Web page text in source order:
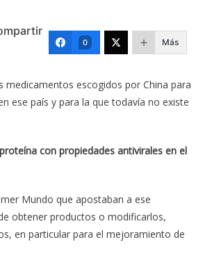
0 Más
medicamentos escogidos por China para
ese país y para la que todavía no existe
con propiedades antivirales en el
Mundo que apostaban a ese
obtener productos o modificarlos,
en particular para el mejoramiento de